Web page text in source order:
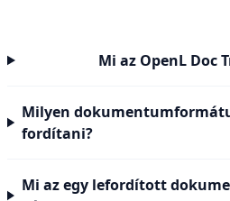
Mi az OpenL Doc
Milyen
fordítani?
Mi az egy lefordított